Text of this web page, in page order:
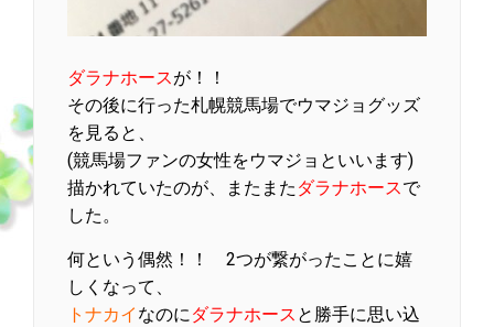
ダラナホースが！！
その後に行った札幌競馬場でウマジョグッズ
を見ると、
(競馬場ファンの女性をウマジョといいます)
描かれていたのが、またまた ダラナホースで
した。
何という偶然！！ 2つが繋がったことに嬉
しくなって、
トナカイ なのにダラナホース と勝手に思い込